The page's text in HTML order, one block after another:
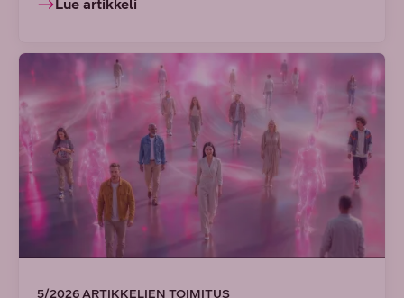
Lue artikkeli
5/2026 ARTIKKELIEN TOIMITUS